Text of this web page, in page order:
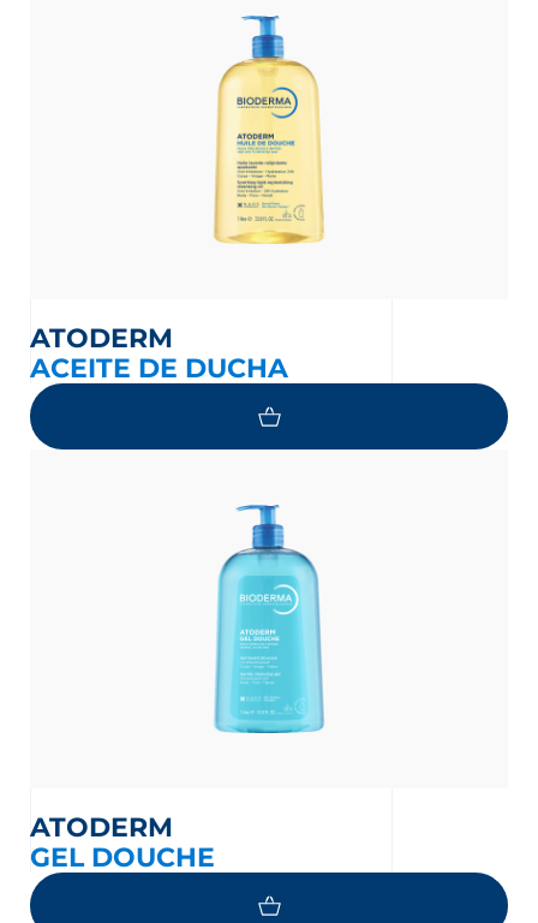
ATODERM
ACEITE DE DUCHA
ATODERM
GEL DOUCHE